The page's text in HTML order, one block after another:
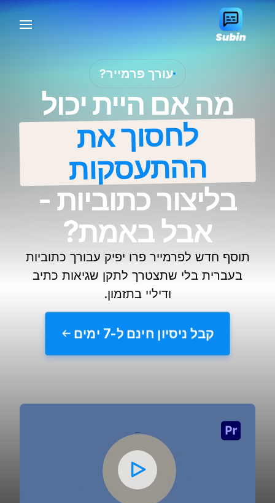
עורך פרמייר?
מה אם היית יכול
לחסוך את
ההתעסקות
בליצור כתוביות -
אבל באמת?
תוסף חדש לפרמייר פרו יפיק עבורך כתוביות
בעברית בלי שתצטרך לתקן שגיאות כתיב
ודיליי בתזמון.
קבל ניסיון חינם ל-7 ימים